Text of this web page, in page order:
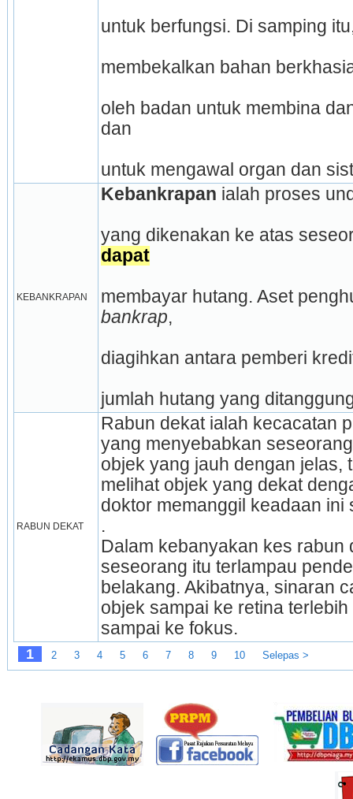
untuk berfungsi. Di samping
membekalkan bahan
oleh badan untuk membina
dan
untuk mengawal organ dan
KEBANKRAPAN
Kebankrapan ialah proses
yang dikenakan ke atas
dapat
bankrap,
diagihkan antara pemberi
jumlah hutang yang
RABUN DEKAT
Rabun dekat ialah kecacatan
yang menyebabkan
objek yang jauh dengan jelas,
melihat objek yang dekat
doktor memanggil keadaan
.
Dalam kebanyakan kes rabun
seseorang itu terlampau
belakang. Akibatnya, sinaran
objek sampai ke retina
sampai ke fokus.
1 2 3 4 5 6 7 8 9 10 Selepas >